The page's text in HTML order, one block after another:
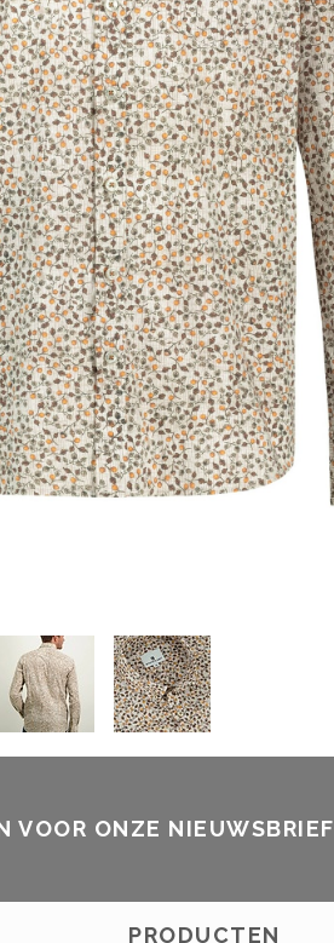
VOOR ONZE NIEUWSBRIEF
PRODUCTEN